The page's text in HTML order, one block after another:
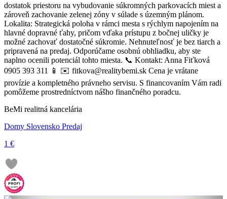
dostatok priestoru na vybudovanie súkromných parkovacích miest a
zároveň zachovanie zelenej zóny v súlade s územným plánom.
Lokalita: Strategická poloha v rámci mesta s rýchlym napojením na
hlavné dopravné ťahy, pričom vďaka prístupu z bočnej uličky je
možné zachovať dostatočné súkromie. Nehnuteľnosť je bez tiarch a
pripravená na predaj. Odporúčame osobnú obhliadku, aby ste
naplno ocenili potenciál tohto miesta. 📞 Kontakt: Anna Fiťková
0905 393 311 📱 ✉️ fitkova@realitybemi.sk Cena je vrátane
provízie a kompletného právneho servisu. S financovaním Vám radi
pomôžeme prostredníctvom nášho finančného poradcu.
BeMi realitná kancelária
Domy Slovensko Predaj
1 €